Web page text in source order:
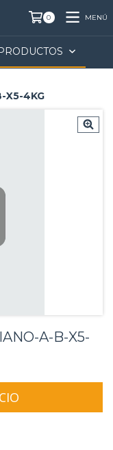
0 MENÚ
X5-4KG
A-B-X5-